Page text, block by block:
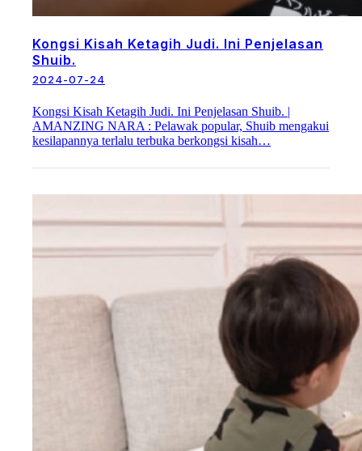
Kongsi Kisah Ketagih Judi. Ini Penjelasan
Shuib.
2024-07-24
Kongsi Kisah Ketagih Judi. Ini Penjelasan Shuib. |
AMANZING NARA : Pelawak popular, Shuib mengakui
kesilapannya terlalu terbuka berkongsi kisah…